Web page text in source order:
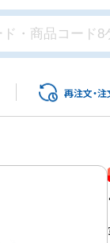
再注文・注